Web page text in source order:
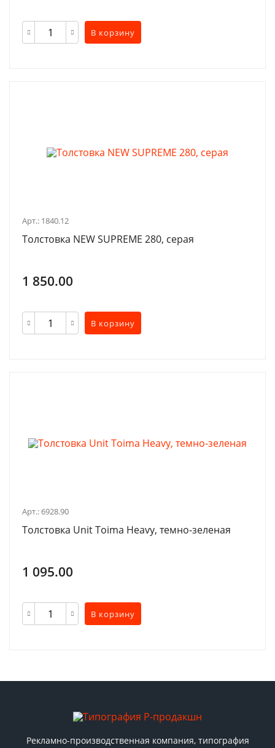
В корзину
Арт.: 1840.12
Толстовка NEW SUPREME 280, серая
1 850.00
В корзину
Арт.: 6928.90
Толстовка Unit Toima Heavy, темно-зеленая
1 095.00
В корзину
Рекламно-производственная компания, типография